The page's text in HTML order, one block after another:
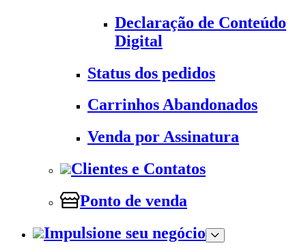
Declaração de Conteúdo
Digital
Status dos pedidos
Carrinhos Abandonados
Venda por Assinatura
Clientes e Contatos
Ponto de venda
Impulsione seu negócio